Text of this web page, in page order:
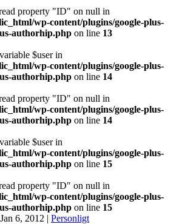
property "ID" on null in
wp-content/plugins/google-plus-
authorhip.php on line 13
$user in
wp-content/plugins/google-plus-
authorhip.php on line 14
property "ID" on null in
wp-content/plugins/google-plus-
authorhip.php on line 14
$user in
wp-content/plugins/google-plus-
authorhip.php on line 15
property "ID" on null in
wp-content/plugins/google-plus-
authorhip.php on line 15
Jan 6, 2012 | Personligt